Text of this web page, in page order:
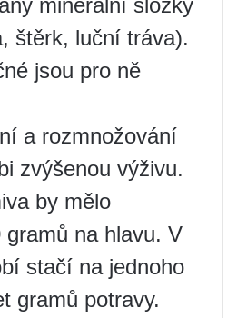
minerální složky
štěrk, luční tráva).
jsou pro ně
a rozmnožování
zvýšenou výživu.
by mělo
gramů na hlavu. V
stačí na jednoho
gramů potravy.